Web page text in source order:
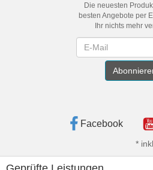
Die neuesten
besten Angebote per
Ihr nichts mehr
Facebook
*